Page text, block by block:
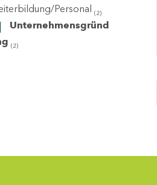
Personal (2)
Unternehmensgründ
(2)